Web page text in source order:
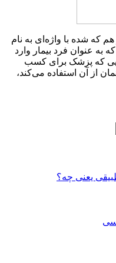
که شده با واژه‌ای به نام
عنوان فرد بیمار وارد
که پزشک برای کسب
از آن استفاده می‌کند،
یعنی چه؟